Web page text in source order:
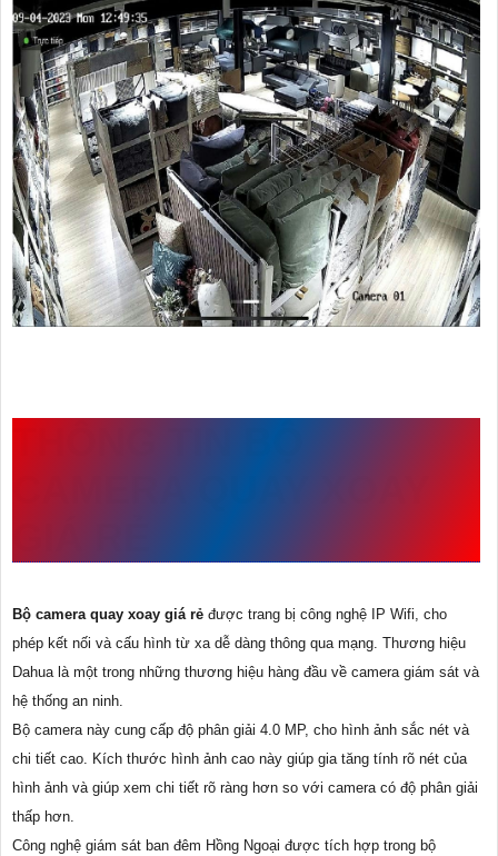
Bộ camera quay xoay giá rẻ được trang bị công nghệ IP Wifi, cho
phép kết nối và cấu hình từ xa dễ dàng thông qua mạng. Thương hiệu
Dahua là một trong những thương hiệu hàng đầu về camera giám sát và
hệ thống an ninh.
Bộ camera này cung cấp độ phân giải 4.0 MP, cho hình ảnh sắc nét và
chi tiết cao. Kích thước hình ảnh cao này giúp gia tăng tính rõ nét của
hình ảnh và giúp xem chi tiết rõ ràng hơn so với camera có độ phân giải
thấp hơn.
Công nghệ giám sát ban đêm Hồng Ngoại được tích hợp trong bộ